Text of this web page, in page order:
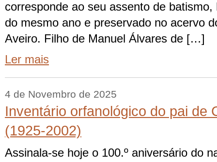
corresponde ao seu assento de
do mesmo ano e preservado no acervo
Aveiro. Filho de Manuel Álvares de […]
Ler mais
4 de Novembro de 2025
Inventário orfanológico do pai de
(1925-2002)
Assinala-se hoje o 100.º aniversário do